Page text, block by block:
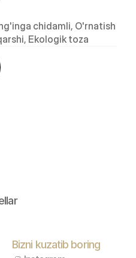
chidamli, O'rnatish
Ekologik toza
Bizni kuzatib boring